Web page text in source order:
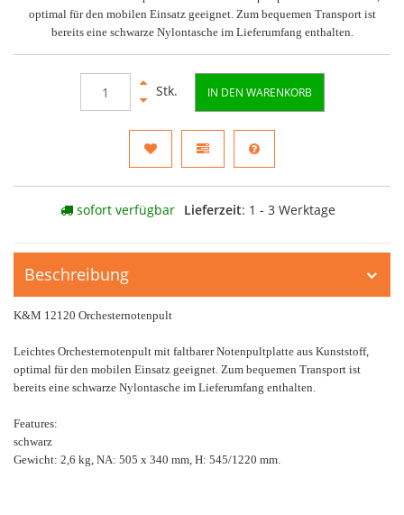
optimal für den mobilen Einsatz geeignet. Zum bequemen Transport ist
bereits eine schwarze Nylontasche im Lieferumfang enthalten.
Stk. IN DEN WARENKORB
sofort verfügbar Lieferzeit: 1 - 3 Werktage
Beschreibung
K&M 12120 Orchesternotenpult
Leichtes Orchesternotenpult mit faltbarer Notenpultplatte aus Kunststoff,
optimal für den mobilen Einsatz geeignet. Zum bequemen Transport ist
bereits eine schwarze Nylontasche im Lieferumfang enthalten.
Features:
schwarz
Gewicht: 2,6 kg, NA: 505 x 340 mm, H: 545/1220 mm.